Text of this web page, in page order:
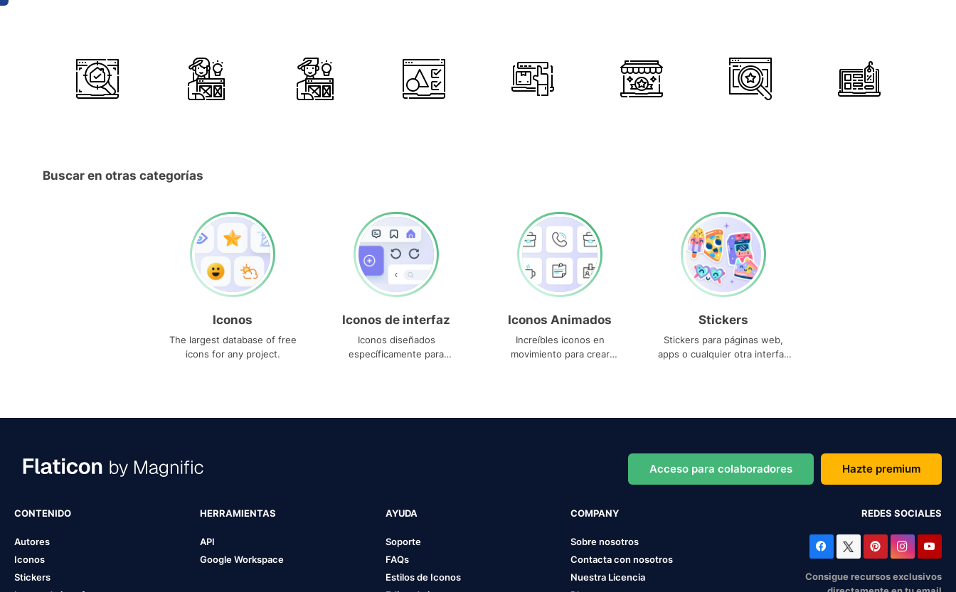
Buscar en otras categorías
Iconos
The largest database of free
icons for any project.
Iconos de interfaz
Iconos diseñados
específicamente para
Iconos Animados
Increíbles iconos en
movimiento para crear
Stickers
Stickers para páginas web,
apps o cualquier otra interfaz
Acceso para colaboradores Hazte premium
CONTENIDO
Autores
Iconos
Stickers
HERRAMIENTAS
API
Google Workspace
AYUDA
Soporte
FAQs
Estilos de Iconos
COMPANY
Sobre nosotros
Contacta con nosotros
Nuestra Licencia
REDES SOCIALES
Consigue recursos exclusivos